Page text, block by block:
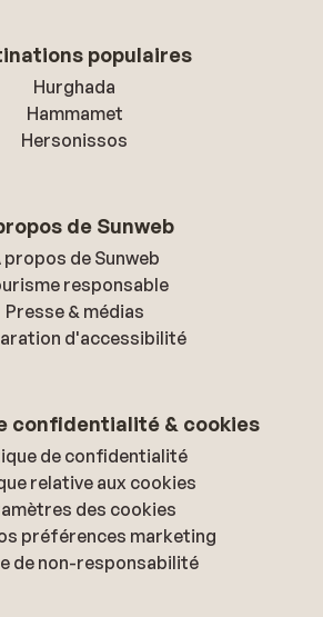
populaires
Hurghada
Hammamet
Hersonissos
de Sunweb
propos de Sunweb
responsable
Presse & médias
d'accessibilité
confidentialité & cookies
de confidentialité
relative aux cookies
des cookies
préférences marketing
de non-responsabilité